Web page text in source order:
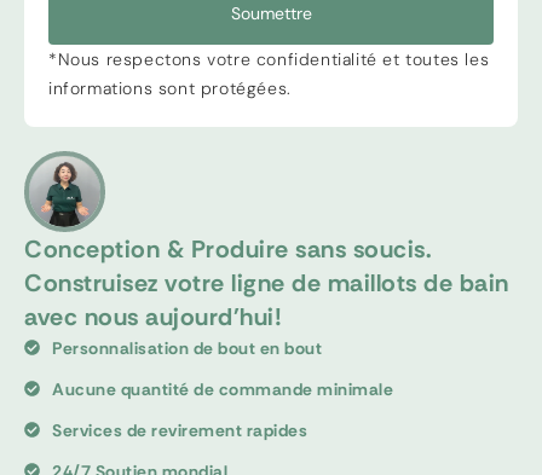
Conception & Produire sans soucis.
Construisez votre ligne de maillots de bain
avec nous aujourd'hui!
Personnalisation de bout en bout
Aucune quantité de commande minimale
Services de revirement rapides
Soumettre
*Nous respectons votre confidentialité et toutes les
informations sont protégées.